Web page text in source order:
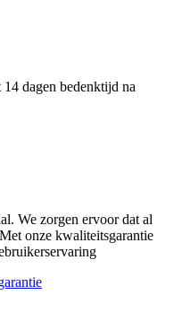
14 dagen bedenktijd na
We zorgen ervoor dat al
onze kwaliteitsgarantie